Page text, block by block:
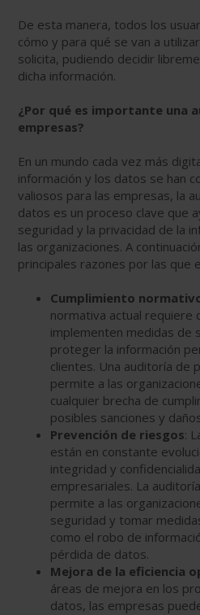
De esta manera, todos los
cómo y para qué se van a
solicita, pudiendo decidir
dicha información.
¿Por qué es importante una
empresas?
En un mundo cada vez más
información y los datos se han
valiosos para las empresas, la
datos es un proceso clave que
seguridad y la privacidad de la
las organizaciones. A
principales razones por las que
Cumplimiento
normativa actual requiere
implementen medidas de
proteger la información
clientes. Una auditoría de
permite a las
cualquier brecha de
posibles sanciones y
Prevención de riesgos:
están en constante
integridad y
empresariales. La
permite a las
seguridad y tomar
como el robo de
pérdida de datos.
Mejora de la eficiencia
áreas de mejora en los
datos, las empresas